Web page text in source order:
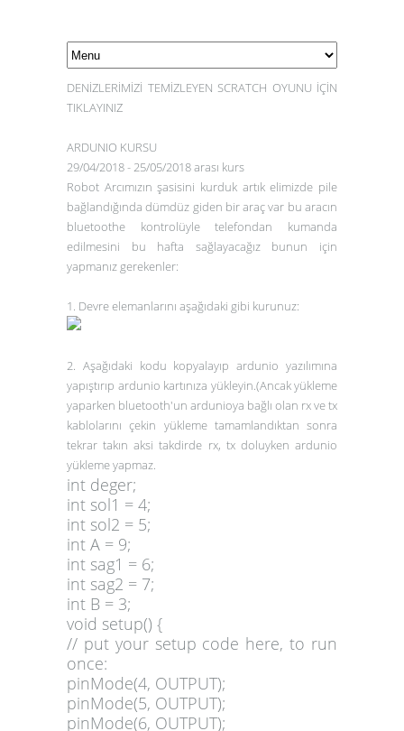
DENİZLERİMİZİ TEMİZLEYEN SCRATCH OYUNU İÇİN
TIKLAYINIZ
ARDUNIO KURSU
29/04/2018 - 25/05/2018 arası kurs
Robot Arcımızın şasisini kurduk artık elimizde pile
bağlandığında dümdüz giden bir araç var bu aracın
bluetoothe kontrolüyle telefondan kumanda
edilmesini bu hafta sağlayacağız bunun için
yapmanız gerekenler:
1. Devre elemanlarını aşağıdaki gibi kurunuz:
2. Aşağıdaki kodu kopyalayıp ardunio yazılımına
yapıştırıp ardunio kartınıza yükleyin.(Ancak yükleme
yaparken bluetooth'un ardunioya bağlı olan rx ve tx
kablolarını çekin yükleme tamamlandıktan sonra
tekrar takın aksi takdirde rx, tx doluyken ardunio
yükleme yapmaz.
int deger;
int sol1 = 4;
int sol2 = 5;
int A = 9;
int sag1 = 6;
int sag2 = 7;
int B = 3;
void setup() {
// put your setup code here, to run
once:
pinMode(4, OUTPUT);
pinMode(5, OUTPUT);
pinMode(6, OUTPUT);